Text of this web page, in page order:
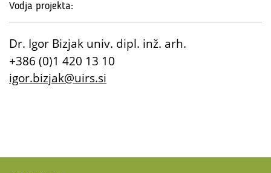
Vodja projekta:
Dr. Igor Bizjak univ. dipl. inž. arh.
+386 (0)1 420 13 10
igor.bizjak@uirs.si